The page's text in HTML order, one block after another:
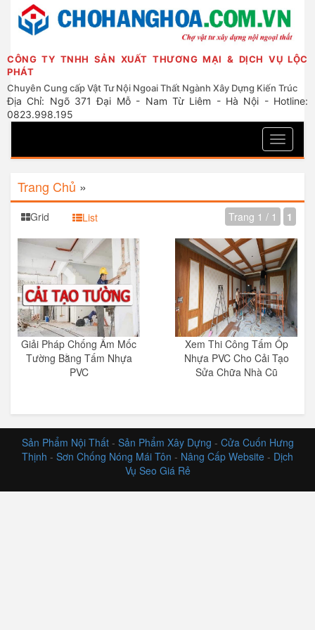
CÔNG TY TNHH SẢN XUẤT THƯƠNG MẠI & DỊCH VỤ LỘC
PHÁT
Chuyên Cung cấp Vật Tư Nội Ngoai Thất Ngành Xây Dựng Kiến Trúc
Địa Chỉ: Ngõ 371 Đại Mỗ - Nam Từ Liêm - Hà Nội - Hotline:
0823.998.195
Toggle
Trang Chủ »
Grid List Trang 1 / 1 1
Giải Pháp Chống Ẩm Mốc
Tường Bằng Tấm Nhựa
PVC
Xem Thi Công Tấm Ốp
Nhựa PVC Cho Cải Tạo
Sửa Chữa Nhà Cũ
Sản Phẩm Nội Thất- Sản Phẩm Xây Dựng - Cửa Cuốn Hưng
Thịnh - Sơn Chống Nóng Mái Tôn - Nâng Cấp Website - Dịch
Vụ Seo Giá Rẻ